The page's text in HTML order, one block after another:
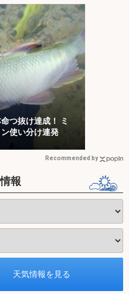
つ抜け達成！ ミ
使い分け連発
Recommended by
報